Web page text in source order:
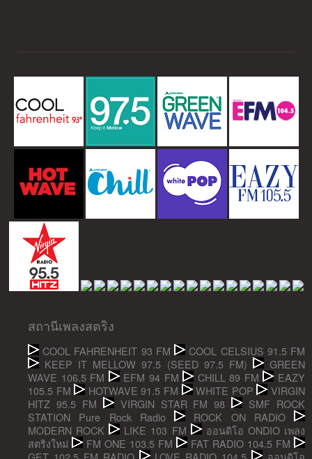
สถานีเพลงสตริง
COOL FAHRENHEIT 93 FM
COOL CELSIUS 91.5 FM
KEEP IT MELLOW 97.5 (SEED 97.5 FM)
GREEN
WAVE 106.5 FM
EFM 94 FM CHILL 89 FM
EAZY
105.5 FM
HOTWAVE 91.5 FM WHITE POP
VIRGIN
HITZ 95.5 FM
VIRGIN STAR FM 98
SMF ROCK
STATION Pure Rock Radio
ROCK ON RADIO
MODERN ROCK
LIKE 103 FM
ออนดิโอ ONDIO เพลง
สตริงใหม่
FM ONE 103.5 FM
FAT RADIO 104.5 FM